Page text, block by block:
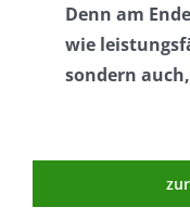
Denn am
wie
sondern